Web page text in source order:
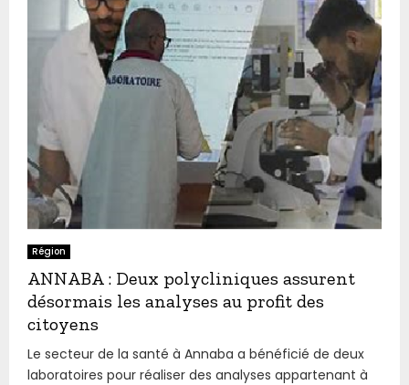
Région
ANNABA : Deux polycliniques assurent
désormais les analyses au profit des
citoyens
Le secteur de la santé à Annaba a bénéficié de deux
laboratoires pour réaliser des analyses appartenant à